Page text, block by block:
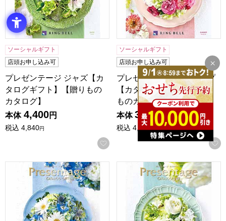
ソーシャルギフト
店頭お申し込み可
プレゼンテージ ジャズ【カ
タログギフト】【贈りもの
カタログ】
本体 4,400円
税込 4,840円
お気に入りに登録する
ソーシャルギフト
店頭お申し込み可
プレゼンテージ ギャロップ
【カタログギフト】【贈り
ものカタログ】
本体 3,900円
税込 4,290円
プレゼンテージ フォルテ【カタログギフト】【贈りものカ
プレゼンテージ デュオ【カ